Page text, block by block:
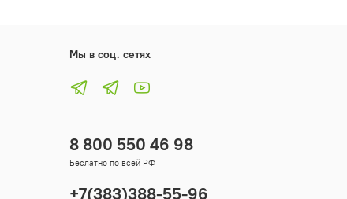
Мы в соц. сетях
8 800 550 46 98
Беслатно по всей РФ
+7(383)388-55-96